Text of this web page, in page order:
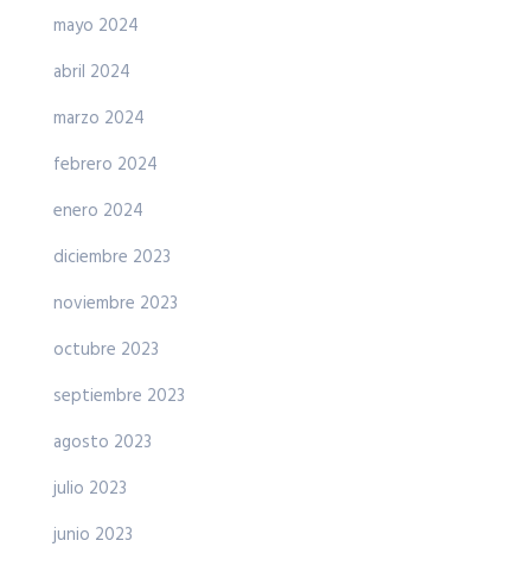
mayo 2024
abril 2024
marzo 2024
febrero 2024
enero 2024
diciembre 2023
noviembre 2023
octubre 2023
septiembre 2023
agosto 2023
julio 2023
junio 2023